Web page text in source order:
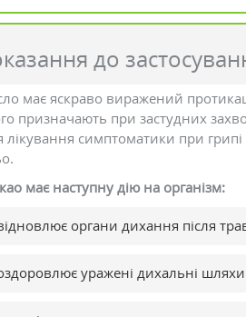
до
має яскраво виражений
призначають при застудних
лікування симптоматики при
має наступну дію на організм:
органи дихання після
уражені дихальні шляхи